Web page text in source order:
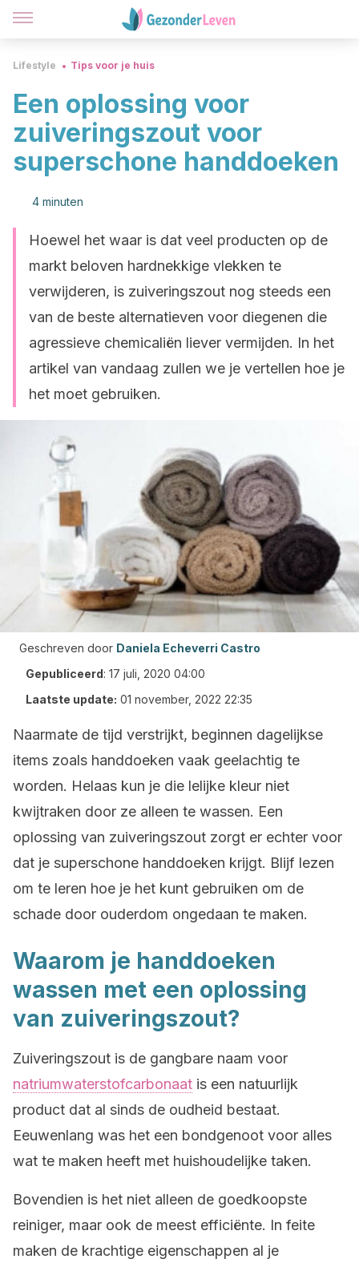
Lifestyle Tips voor je huis
Een oplossing voor
zuiveringszout voor
superschone handdoeken
4 minuten
Hoewel het waar is dat veel producten op de
markt beloven hardnekkige vlekken te
verwijderen, is zuiveringszout nog steeds een
van de beste alternatieven voor diegenen die
agressieve chemicaliën liever vermijden. In het
artikel van vandaag zullen we je vertellen hoe je
het moet gebruiken.
Geschreven door Daniela Echeverri Castro
Gepubliceerd: 17 juli, 2020 04:00
Laatste update: 01 november, 2022 22:35
Naarmate de tijd verstrijkt, beginnen dagelijkse
items zoals handdoeken vaak geelachtig te
worden. Helaas kun je die lelijke kleur niet
kwijtraken door ze alleen te wassen. Een
oplossing van zuiveringszout zorgt er echter voor
dat je superschone handdoeken krijgt. Blijf lezen
om te leren hoe je het kunt gebruiken om de
schade door ouderdom ongedaan te maken.
Waarom je handdoeken
wassen met een oplossing
van zuiveringszout?
Zuiveringszout is de gangbare naam voor
natriumwaterstofcarbonaat is een natuurlijk
product dat al sinds de oudheid bestaat.
Eeuwenlang was het een bondgenoot voor alles
wat te maken heeft met huishoudelijke taken.
Bovendien is het niet alleen de goedkoopste
reiniger, maar ook de meest efficiënte. In feite
maken de krachtige eigenschappen al je